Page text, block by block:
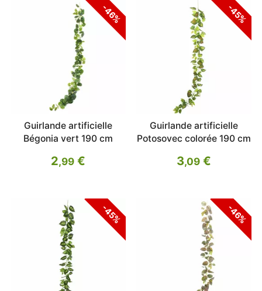
-46%
Guirlande artificielle
Bégonia vert 190 cm
2,99€
-45%
Guirlande artificielle
Potosovec colorée 190 cm
3,09 €
-45% -46%